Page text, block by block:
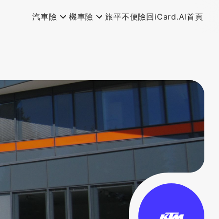
汽車險 機車險 旅平不便險回iCard.AI首頁